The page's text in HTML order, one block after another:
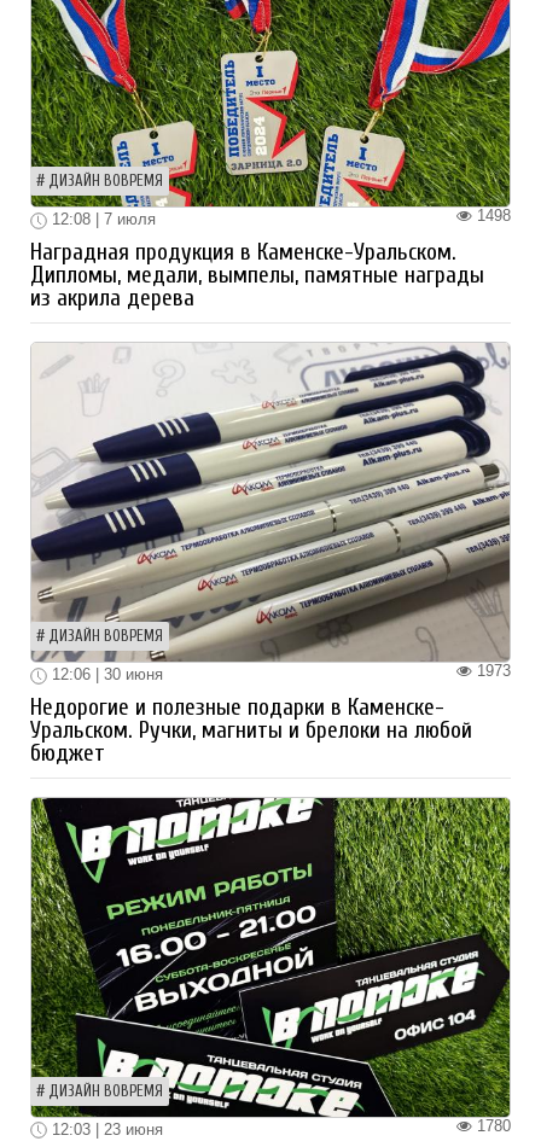
ДИЗАЙН ВОВРЕМЯ
1498
12:08 | 7 июля
Наградная продукция в Каменске-Уральском.
Дипломы, медали, вымпелы, памятные награды
из акрила дерева
ДИЗАЙН ВОВРЕМЯ
1973
12:06 | 30 июня
Недорогие и полезные подарки в Каменске-
Уральском. Ручки, магниты и брелоки на любой
бюджет
ДИЗАЙН ВОВРЕМЯ
1780
12:03 | 23 июня